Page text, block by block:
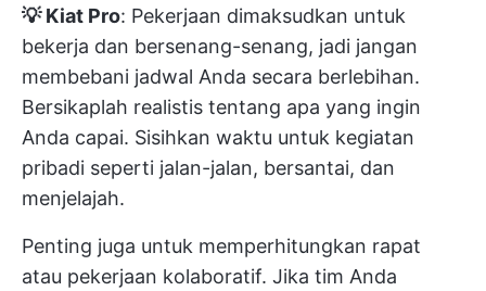
💡 Kiat Pro: Pekerjaan dimaksudkan untuk
bekerja dan bersenang-senang, jadi jangan
membebani jadwal Anda secara berlebihan.
Bersikaplah realistis tentang apa yang ingin
Anda capai. Sisihkan waktu untuk kegiatan
pribadi seperti jalan-jalan, bersantai, dan
menjelajah.
Penting juga untuk memperhitungkan rapat
atau pekerjaan kolaboratif. Jika tim Anda